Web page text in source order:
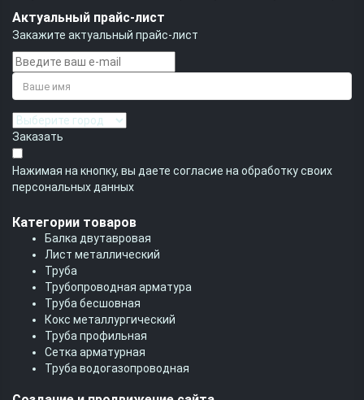
Актуальный прайс-лист
Закажите актуальный прайс-лист
Заказать
Нажимая на кнопку, вы даете согласие на обработку своих
персональных данных
Категории товаров
Балка двутавровая
Лист металлический
Труба
Трубопроводная арматура
Труба бесшовная
Кокс металлургический
Труба профильная
Cетка арматурная
Труба водогазопроводная